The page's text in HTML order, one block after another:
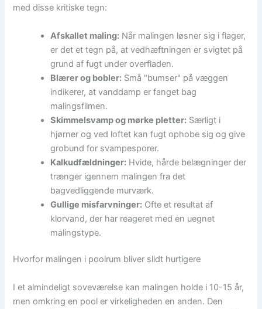
med disse kritiske tegn:
Afskallet maling: Når malingen løsner sig i flager,
er det et tegn på, at vedhæftningen er svigtet på
grund af fugt under overfladen.
Blærer og bobler: Små "bumser" på væggen
indikerer, at vanddamp er fanget bag
malingsfilmen.
Skimmelsvamp og mørke pletter: Særligt i
hjørner og ved loftet kan fugt ophobe sig og give
grobund for svampesporer.
Kalkudfældninger: Hvide, hårde belægninger der
trænger igennem malingen fra det
bagvedliggende murværk.
Gullige misfarvninger: Ofte et resultat af
klorvand, der har reageret med en uegnet
malingstype.
Hvorfor malingen i poolrum bliver slidt hurtigere
I et almindeligt soveværelse kan malingen holde i 10-15 år,
men omkring en pool er virkeligheden en anden. Den